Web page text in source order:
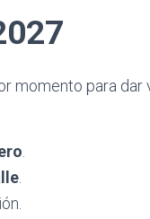
momento para dar